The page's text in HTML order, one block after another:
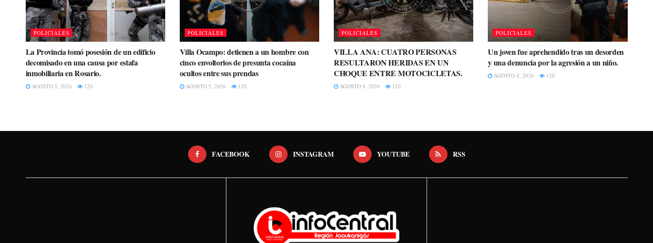
POLICIALES
La Provincia tomó posesión de un edificio
decomisado en una causa por estafa
inmobiliaria en Rosario.
AGOSTO 5, 2026 120
POLICIALES
Villa Ocampo: detienen a un hombre con
cinco envoltorios de presunta cocaína
ocultos entre sus prendas
AGOSTO 5, 2026 120
POLICIALES
VILLA ANA: CUATRO PERSONAS
RESULTARON HERIDAS EN UN
CHOQUE ENTRE MOTOCICLETAS.
AGOSTO 4, 2026 120
POLICIALES
Un joven fue aprehendido tras un desorden
y una denuncia por la agresión a un niño.
AGOSTO 4, 2026 120
FACEBOOK INSTAGRAM YOUTUBE RSS